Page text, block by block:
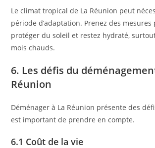
Le climat tropical de La Réunion peut
période d’adaptation. Prenez des mesures
protéger du soleil et restez hydraté,
mois chauds.
6. Les défis du
Réunion
Déménager à La Réunion présente des
est important de prendre en compte.
6.1 Coût de la vie